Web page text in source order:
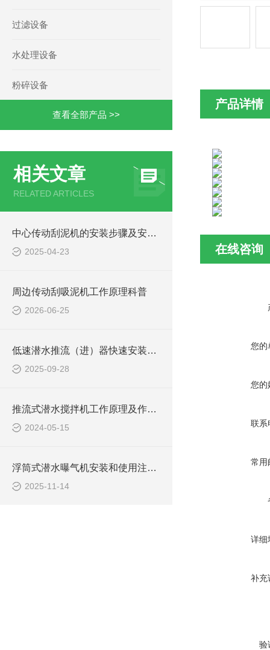
过滤设备
水处理设备
粉碎设备
查看全部产品 >>
相关文章
RELATED ARTICLES
中心传动刮泥机的安装步骤及安装注意事项
2025-04-23
周边传动刮吸泥机工作原理科普
2026-06-25
低速潜水推流（进）器快速安装方法
2025-09-28
推流式潜水搅拌机工作原理及作用特点、安装图、CAD结构图
2024-05-15
浮筒式潜水曝气机安装和使用注意事项
2025-11-14
产品详情
在线咨询
您的
您的
联系
常用
详细
补充
验